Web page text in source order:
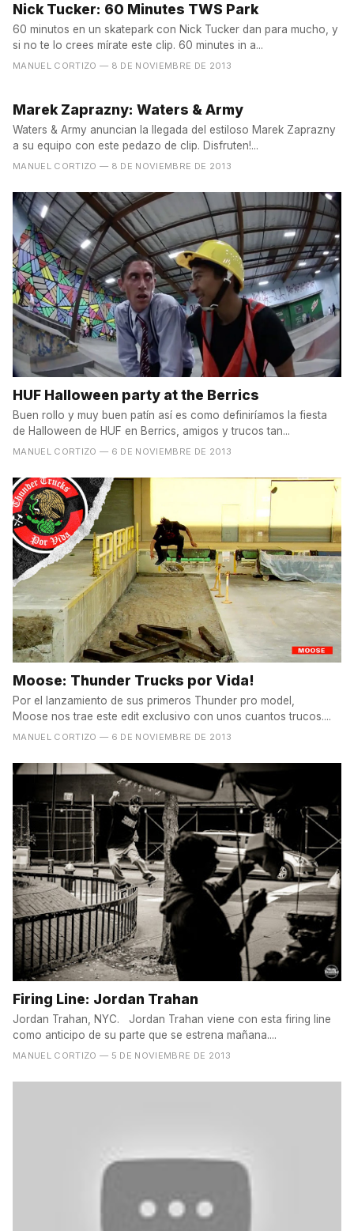
Nick Tucker: 60 Minutes TWS Park
60 minutos en un skatepark con Nick Tucker dan para mucho, y
si no te lo crees mírate este clip. 60 minutes in a...
MANUEL CORTIZO — 8 DE NOVIEMBRE DE 2013
Marek Zaprazny: Waters & Army
Waters & Army anuncian la llegada del estiloso Marek Zaprazny
a su equipo con este pedazo de clip. Disfruten!...
MANUEL CORTIZO — 8 DE NOVIEMBRE DE 2013
HUF Halloween party at the Berrics
Buen rollo y muy buen patín así es como definiríamos la fiesta
de Halloween de HUF en Berrics, amigos y trucos tan...
MANUEL CORTIZO — 6 DE NOVIEMBRE DE 2013
Moose: Thunder Trucks por Vida!
Por el lanzamiento de sus primeros Thunder pro model,
Moose nos trae este edit exclusivo con unos cuantos trucos....
MANUEL CORTIZO — 6 DE NOVIEMBRE DE 2013
Firing Line: Jordan Trahan
Jordan Trahan, NYC. Jordan Trahan viene con esta firing line
como anticipo de su parte que se estrena mañana....
MANUEL CORTIZO — 5 DE NOVIEMBRE DE 2013